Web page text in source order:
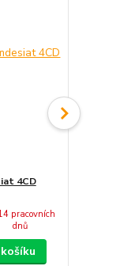
4CD
pracovních
dnů